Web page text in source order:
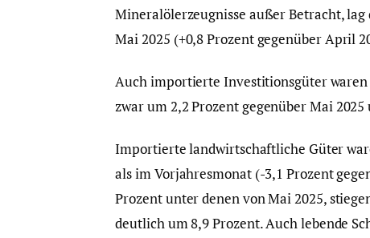
Mineralölerzeugnisse außer Betracht,
Mai 2025 (+0,8 Prozent gegenüber April
Auch importierte Investitionsgüter
zwar um 2,2 Prozent gegenüber Mai
Importierte landwirtschaftliche Güter
als im Vorjahresmonat (-3,1 Prozent
Prozent unter denen von Mai 2025,
deutlich um 8,9 Prozent. Auch lebende